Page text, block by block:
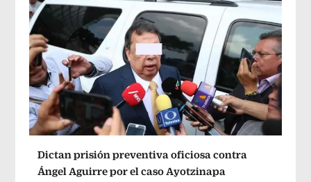
Dictan prisión preventiva oficiosa contra
Ángel Aguirre por el caso Ayotzinapa